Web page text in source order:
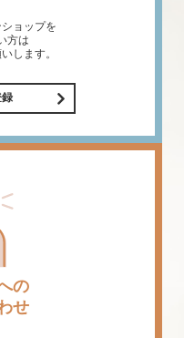
ョップを
方は
します。
の
せ